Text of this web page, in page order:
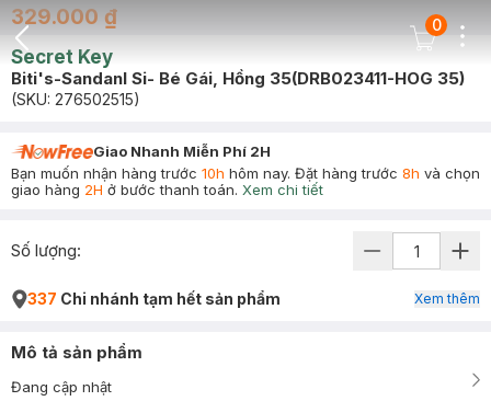
Back Icon
Cart Icon
0
329.000 ₫
Secret Key
Biti's-Sandanl Si- Bé Gái, Hồng 35(DRB023411-HOG 35)
(SKU: 276502515)
Giao Nhanh Miễn Phí 2H
Bạn muốn nhận hàng trước 10h hôm nay. Đặt hàng trước 8h và chọn
giao hàng 2H ở bước thanh toán. Xem chi tiết
Số lượng:
337 Chi nhánh tạm hết sản phẩm Xem thêm
Mô tả sản phẩm
Đang cập nhật